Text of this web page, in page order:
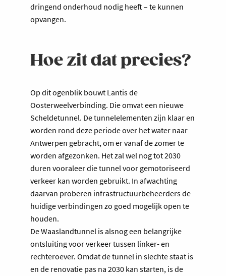
dringend onderhoud nodig heeft – te kunnen
opvangen.
Hoe zit dat precies?
Op dit ogenblik bouwt Lantis de
Oosterweelverbinding. Die omvat een nieuwe
Scheldetunnel. De tunnelelementen zijn klaar en
worden rond deze periode over het water naar
Antwerpen gebracht, om er vanaf de zomer te
worden afgezonken. Het zal wel nog tot 2030
duren vooraleer die tunnel voor gemotoriseerd
verkeer kan worden gebruikt. In afwachting
daarvan proberen infrastructuurbeheerders de
huidige verbindingen zo goed mogelijk open te
houden.
De Waaslandtunnel is alsnog een belangrijke
ontsluiting voor verkeer tussen linker- en
rechteroever. Omdat de tunnel in slechte staat is
en de renovatie pas na 2030 kan starten, is de